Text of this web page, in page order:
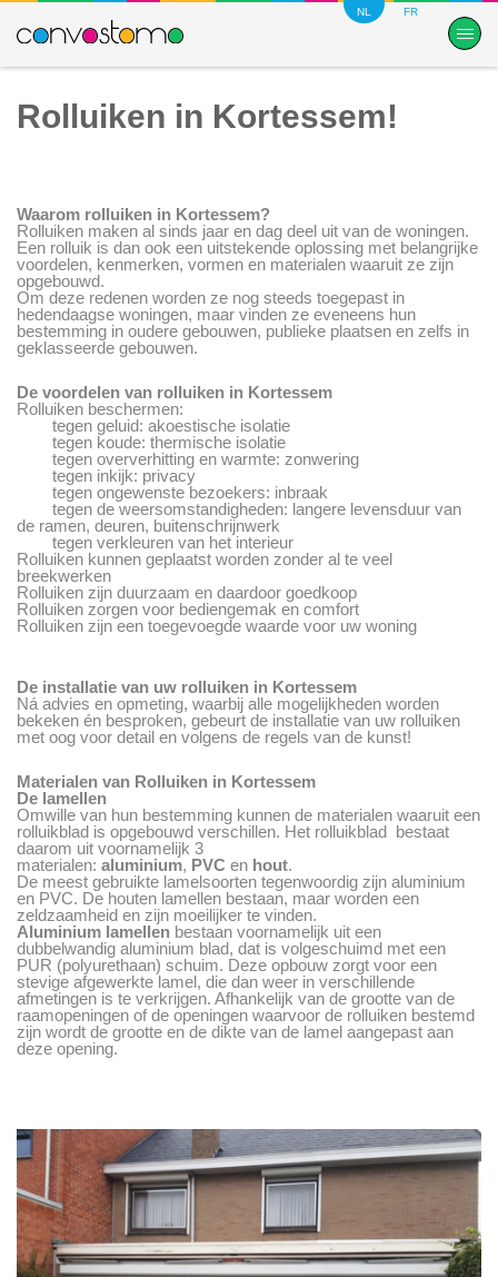
NL FR
Rolluiken in Kortessem!
Waarom rolluiken in Kortessem?
Rolluiken maken al sinds jaar en dag deel uit van de woningen.
Een rolluik is dan ook een uitstekende oplossing met belangrijke
voordelen, kenmerken, vormen en materialen waaruit ze zijn
opgebouwd.
Om deze redenen worden ze nog steeds toegepast in
hedendaagse woningen, maar vinden ze eveneens hun
bestemming in oudere gebouwen, publieke plaatsen en zelfs in
geklasseerde gebouwen.
De voordelen van rolluiken in Kortessem
Rolluiken beschermen:
tegen geluid: akoestische isolatie
tegen koude: thermische isolatie
tegen oververhitting en warmte: zonwering
tegen inkijk: privacy
tegen ongewenste bezoekers: inbraak
tegen de weersomstandigheden: langere levensduur van
de ramen, deuren, buitenschrijnwerk
tegen verkleuren van het interieur
Rolluiken kunnen geplaatst worden zonder al te veel
breekwerken
Rolluiken zijn duurzaam en daardoor goedkoop
Rolluiken zorgen voor bediengemak en comfort
Rolluiken zijn een toegevoegde waarde voor uw woning
De installatie van uw rolluiken in Kortessem
Ná advies en opmeting, waarbij alle mogelijkheden worden
bekeken én besproken, gebeurt de installatie van uw rolluiken
met oog voor detail en volgens de regels van de kunst!
Materialen van Rolluiken in Kortessem
De lamellen
Omwille van hun bestemming kunnen de materialen waaruit een
rolluikblad is opgebouwd verschillen. Het rolluikblad bestaat
daarom uit voornamelijk 3
materialen: aluminium, PVC en hout.
De meest gebruikte lamelsoorten tegenwoordig zijn aluminium
en PVC. De houten lamellen bestaan, maar worden een
zeldzaamheid en zijn moeilijker te vinden.
Aluminium lamellen bestaan voornamelijk uit een
dubbelwandig aluminium blad, dat is volgeschuimd met een
PUR (polyurethaan) schuim. Deze opbouw zorgt voor een
stevige afgewerkte lamel, die dan weer in verschillende
afmetingen is te verkrijgen. Afhankelijk van de grootte van de
raamopeningen of de openingen waarvoor de rolluiken bestemd
zijn wordt de grootte en de dikte van de lamel aangepast aan
deze opening.